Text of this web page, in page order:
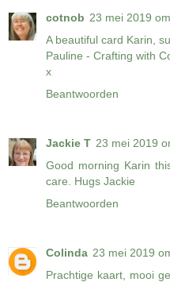
cotnob 23 mei 2019
A beautiful card Karin,
Pauline - Crafting with
x
Beantwoorden
Jackie T 23 mei 2019
Good morning Karin
care. Hugs Jackie
Beantwoorden
Colinda 23 mei 2019
Prachtige kaart, mooi